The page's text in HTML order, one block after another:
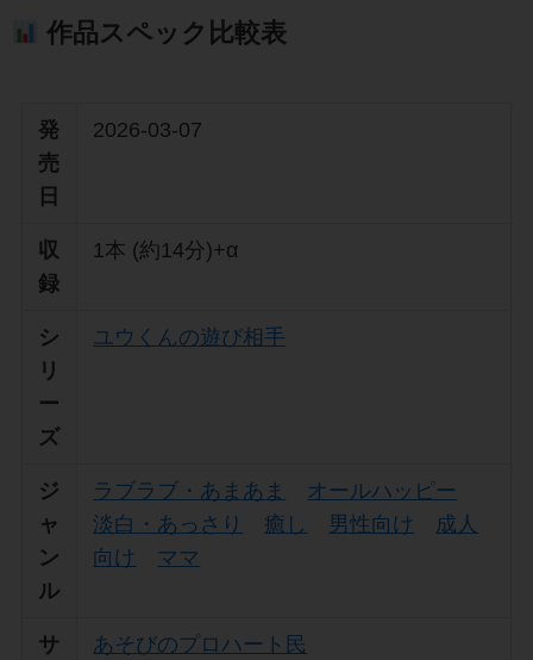
作品スペック比較表
発
売
日
2026-03-07
収
録
1本 (約14分)+α
シ
リ
ー
ズ
ユウくんの遊び相手
ジ
ャ
ン
ル
ラブラブ・あまあま
オールハッピー
淡白・あっさり
癒し 男性向け
成人
向け
ママ
サ
あそびのプロハート民